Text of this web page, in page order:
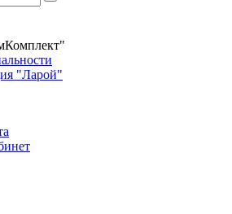
"Ларой"